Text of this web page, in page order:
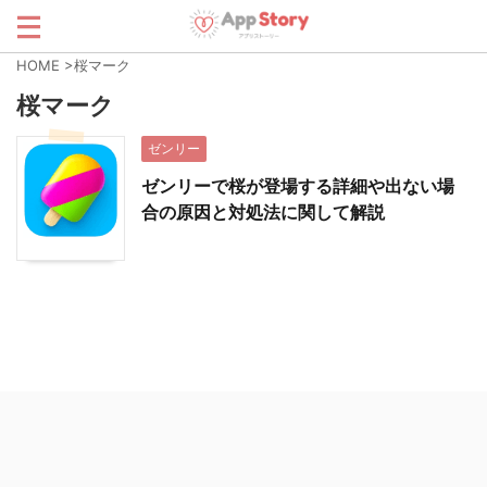
HOME >桜マーク
桜マーク
ゼンリー
ゼンリーで桜が登場する詳細や出ない場
合の原因と対処法に関して解説